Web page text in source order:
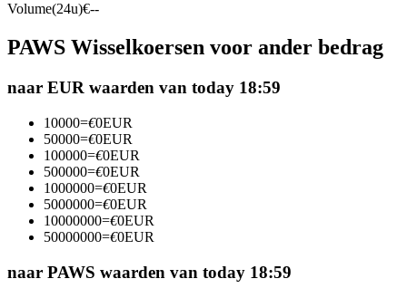
Sluit je aan bij top traders
Volume(24u)€--
PAWS Wisselkoersen voor ander bedrag
naar EUR waarden van today 18:59
10000=€0EUR
50000=€0EUR
100000=€0EUR
500000=€0EUR
1000000=€0EUR
5000000=€0EUR
10000000=€0EUR
50000000=€0EUR
naar PAWS waarden van today 18:59